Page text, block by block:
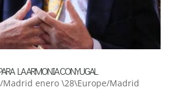
LA ARMONIA CONYUGAL
Madrid enero \28\Europe/Madrid